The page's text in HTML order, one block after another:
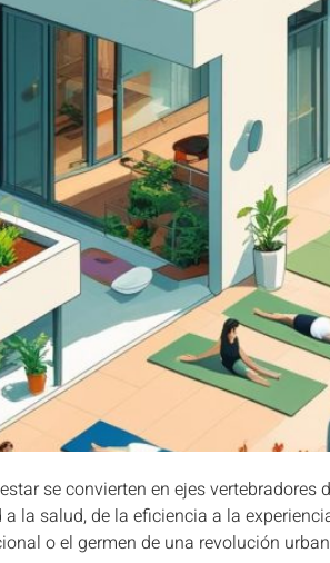
se convierten en ejes
la salud, de la eficiencia a la
o el germen de una revolución